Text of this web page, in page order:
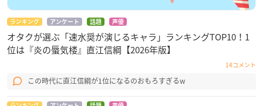
ランキング アンケート 話題 声優
オタクが選ぶ「速水奨が演じるキャラ」ランキングTOP10！1
位は『炎の蜃気楼』直江信綱【2026年版】
14コメント
この時代に直江信綱が1位になるのおもろすぎるw